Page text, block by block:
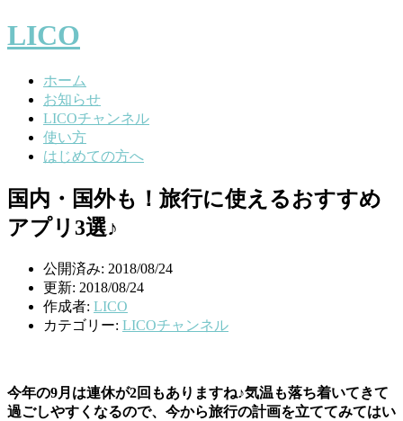
LICO
ホーム
お知らせ
LICOチャンネル
使い方
はじめての方へ
国内・国外も！旅行に使えるおすすめ
アプリ3選♪
公開済み: 2018/08/24
更新: 2018/08/24
作成者: LICO
カテゴリー: LICOチャンネル
今年の9月は連休が2回もありますね♪気温も落ち着いてきて
過ごしやすくなるので、今から旅行の計画を立ててみてはい